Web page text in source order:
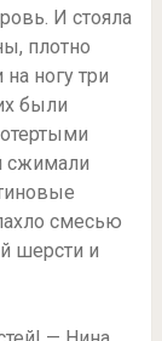
И стояла
плотно
ногу три
были
сжимали
смесью
шерсти и